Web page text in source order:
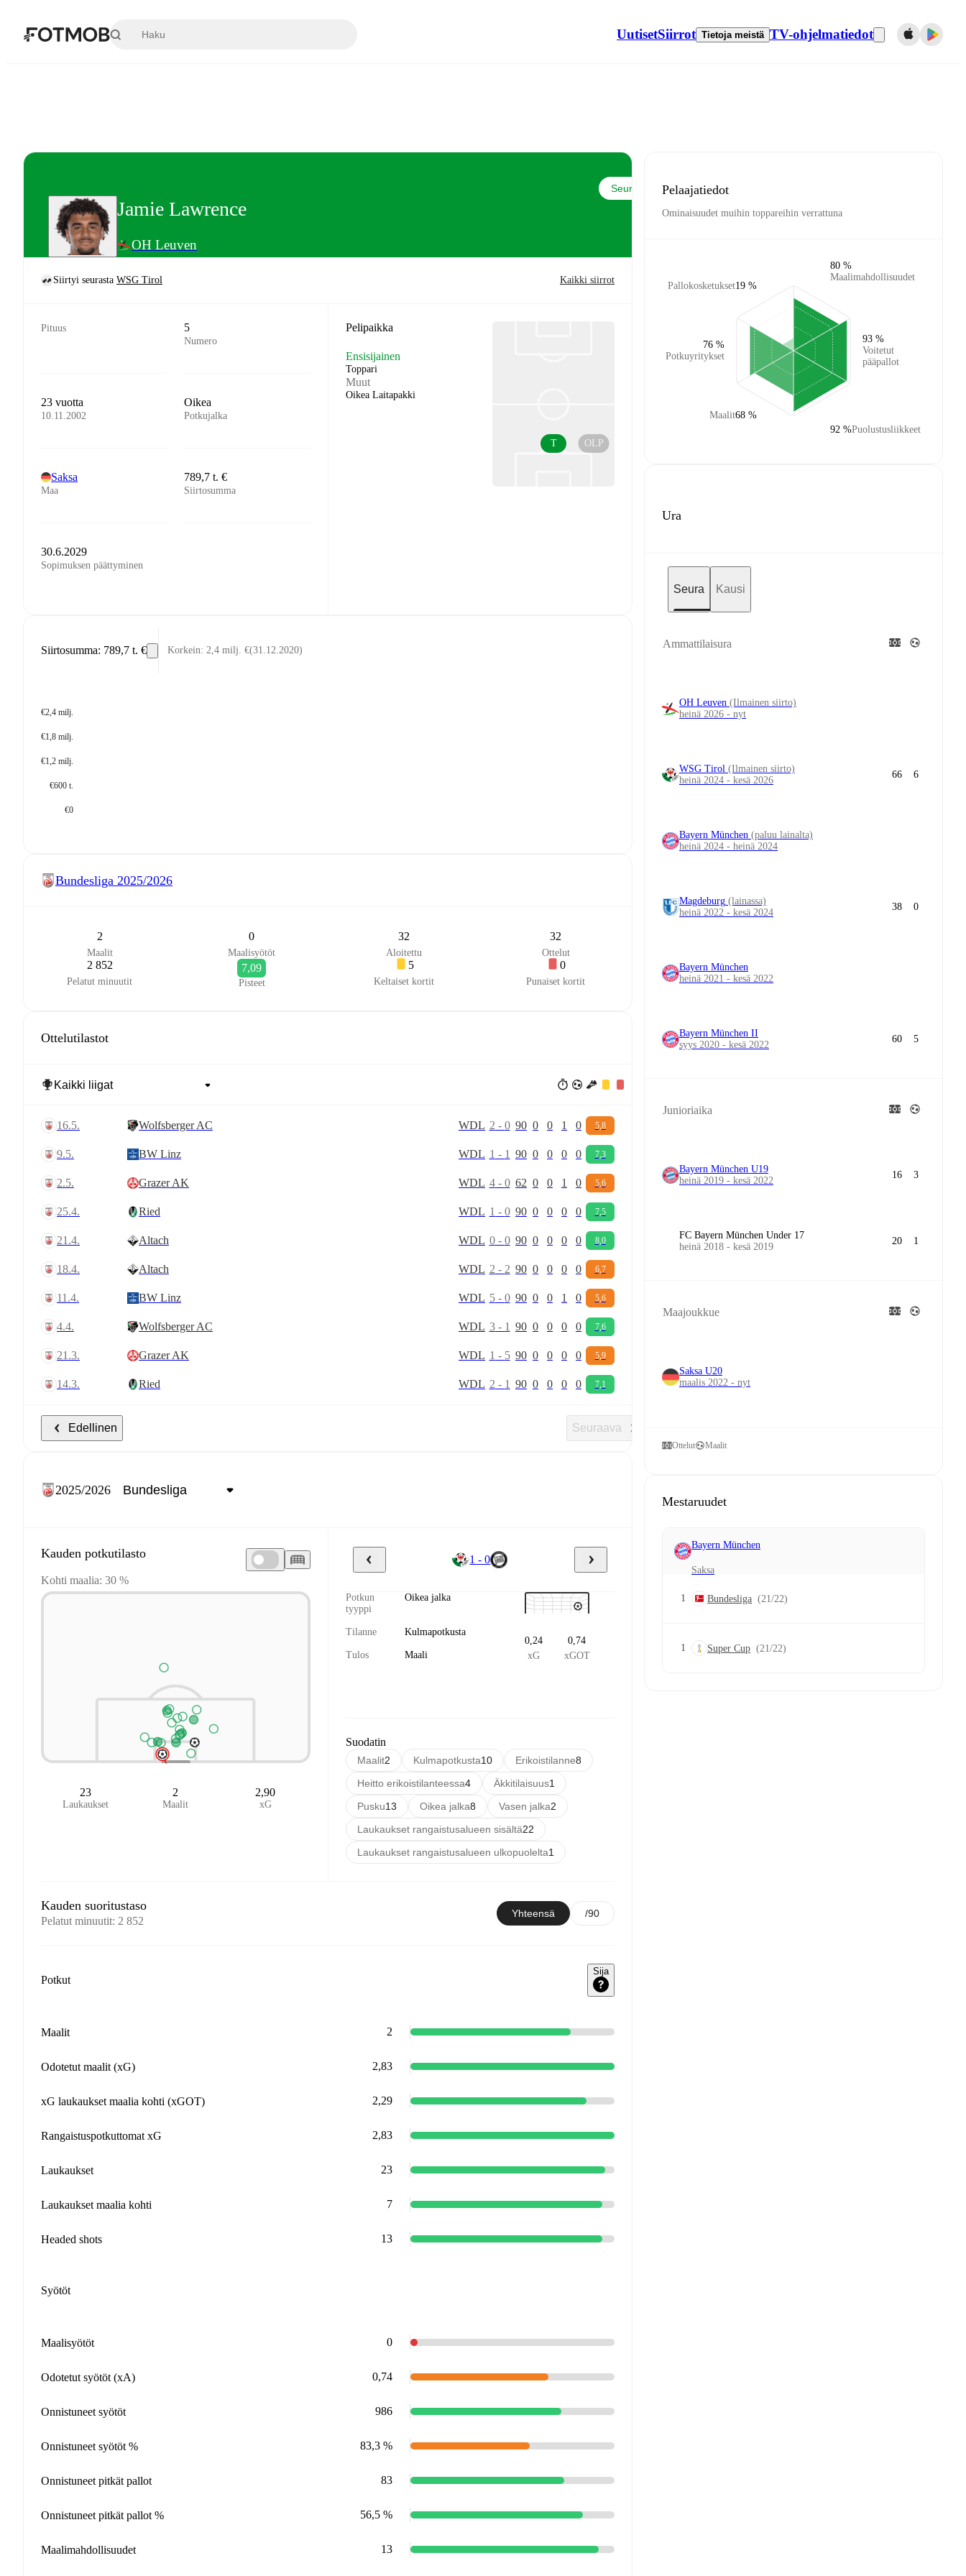
UutisetSiirrot Tietoja meistä TV-ohjelmatiedot
Jamie Lawrence
OH Leuven
Seuraa
Siirtyi seurasta WSG Tirol Kaikki siirrot
Pituus 5
Numero
23 vuotta
10.11.2002
Oikea
Potkujalka
Saksa
Maa
789,7 t. €
Siirtosumma
30.6.2029
Sopimuksen päättyminen
Pelipaikka
Ensisijainen
Toppari
Muut
Oikea Laitapakki
OLP
T
Siirtosumma: 789,7 t. € Korkein: 2,4 milj. €(31.12.2020)
€2,4 milj.
€1,8 milj.
€1,2 milj.
€600 t.
€0
Bundesliga 2025/2026
2
Maalit
0
Maalisyötöt
32
Aloitettu
32
Ottelut
2 852
Pelatut minuutit
7,09
Pisteet
5
Keltaiset kortit
0
Punaiset kortit
Ottelutilastot
16.5. Wolfsberger AC WDL 2 - 0 90 0 0 1 0 5,8
9.5. BW Linz WDL 1 - 1 90 0 0 0 0 7,3
2.5. Grazer AK WDL 4- 0 62 0 0 1 0 5,6
25.4. Ried WDL 1 - 0 90 0 0 0 0 7,5
21.4. Altach WDL 0- 0 90 0 0 0 0 8,0
18.4. Altach WDL 2 - 2 90 0 0 0 0 6,7
11.4. BW Linz WDL 5- 0 90 0 0 1 0 5,6
4.4. Wolfsberger AC WDL 3- 1 90 0 0 0 0 7,6
21.3. Grazer AK WDL 1 - 5 90 0 0 0 0 5,9
14.3. Ried WDL 2 - 1 90 0 0 0 0 7,1
Edellinen Seuraava
2025/2026
Kauden potkutilasto
Kohti maalia: 30 %
23
Laukaukset
2
Maalit
2,90
xG
1 - 0
Potkun
tyyppi
Oikea jalka
Tilanne Kulmapotkusta
Tulos Maali
0,24
xG
0,74
xGOT
Suodatin
Maalit2 Kulmapotkusta10 Erikoistilanne8
Heitto erikoistilanteessa4 Äkkitilaisuus1
Pusku13 Oikea jalka8 Vasen jalka2
Laukaukset rangaistusalueen sisältä22
Laukaukset rangaistusalueen ulkopuolelta1
Kauden suoritustaso
Pelatut minuutit: 2 852
Yhteensä /90
Potkut
Sija
Maalit 2
Odotetut maalit (xG) 2,83
xG laukaukset maalia kohti (xGOT) 2,29
Rangaistuspotkuttomat xG 2,83
Laukaukset 23
Laukaukset maalia kohti 7
Headed shots 13
Syötöt
Maalisyötöt 0
Odotetut syötöt (xA) 0,74
Onnistuneet syötöt 986
Onnistuneet syötöt % 83,3 %
Onnistuneet pitkät pallot 83
Onnistuneet pitkät pallot % 56,5 %
Maalimahdollisuudet 13
Pelaajatiedot
Ominaisuudet muihin toppareihin verrattuna
Pallokosketukset19 %
Potkuyritykset
76 %
Maalit68 %
Maalimahdollisuudet
80 %
Voitetut
pääpallot
93 %
Puolustusliikkeet
92 %
Ura
Seura Kausi
Ammattilaisura
OH Leuven (Ilmainen siirto)
heinä 2026 - nyt
WSG Tirol (Ilmainen siirto)
heinä 2024 - kesä 2026
66 6
Bayern München (paluu lainalta)
heinä 2024 - heinä 2024
Magdeburg (lainassa)
heinä 2022 - kesä 2024
38 0
Bayern München
heinä 2021 - kesä 2022
Bayern München II
syys 2020 - kesä 2022
60 5
Junioriaika
Bayern München U19
heinä 2019 - kesä 2022
16 3
FC Bayern München Under 17
heinä 2018 - kesä 2019
20 1
Maajoukkue
Saksa U20
maalis 2022 - nyt
Ottelut Maalit
Mestaruudet
Bayern München
Saksa
1 Bundesliga (21/22)
1 Super Cup (21/22)